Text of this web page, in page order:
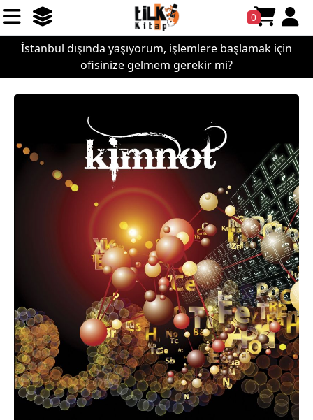
0
İstanbul dışında yaşıyorum, işlemlere başlamak için
ofisinize gelmem gerekir mi?